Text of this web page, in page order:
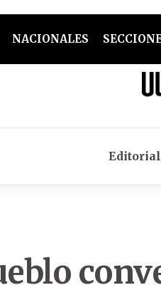
NACIONALES